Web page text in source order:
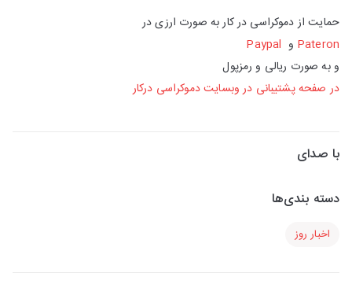
حمایت از دموکراسی در کار به صورت ارزی در
Pateron و Paypal
و به صورت ریالی و رمزپول
در صفحه پشتیبانی در وبسایت دموکراسی درکار
با صدای
دسته بندی‌ها
اخبار روز